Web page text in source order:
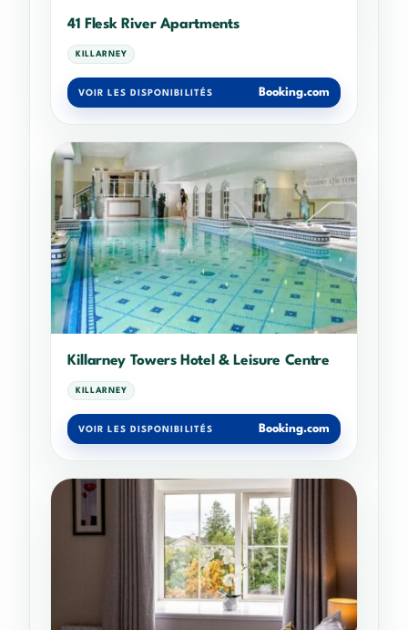
41 Flesk River Apartments
KILLARNEY
VOIR LES DISPONIBILITÉS Booking.com
Killarney Towers Hotel & Leisure Centre
KILLARNEY
VOIR LES DISPONIBILITÉS Booking.com